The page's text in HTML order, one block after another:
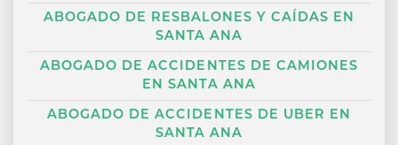
ABOGADO DE RESBALONES Y CAÍDAS EN
SANTA ANA
ABOGADO DE ACCIDENTES DE CAMIONES
EN SANTA ANA
ABOGADO DE ACCIDENTES DE UBER EN
SANTA ANA